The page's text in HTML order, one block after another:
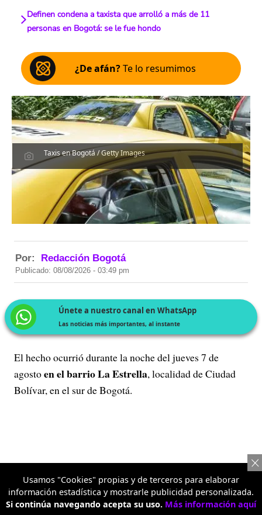
Definen condena a taxista que arrolló a más de 11
personas en Bogotá: se le fue hondo
¿De afán?Te lo resumimos
Taxis en Bogotá / Getty Images
Por: Redacción Bogotá
Publicado: 08/08/2026 - 03:49 pm
Únete a nuestro canal en WhatsApp
Las noticias más importantes, al instante
El hecho ocurrió durante la noche del jueves 7 de
agostoen el barrio La Estrella, localidad de Ciudad
Bolívar, en el sur de Bogotá.
Usamos "Cookies" propias y de terceros para elaborar
información estadística y mostrarle publicidad personalizada.
Si continúa navegando acepta su uso. Más información aquí